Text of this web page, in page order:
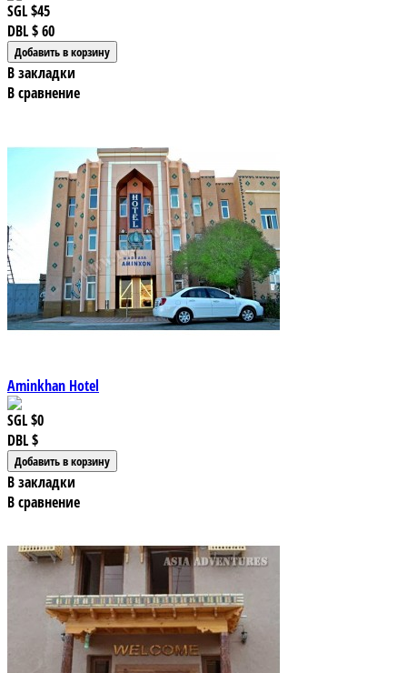
SGL$45
DBL$ 60
В закладки
В сравнение
Aminkhan Hotel
SGL$0
DBL$
В закладки
В сравнение